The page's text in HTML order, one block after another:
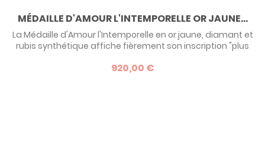
MÉDAILLE D'AMOUR L'INTEMPORELLE OR JAUNE...
La Médaille d'Amour l'Intemporelle en or jaune, diamant et
rubis synthétique affiche fièrement son inscription "plus
pour prouver votre amour éternel !
920,00 €